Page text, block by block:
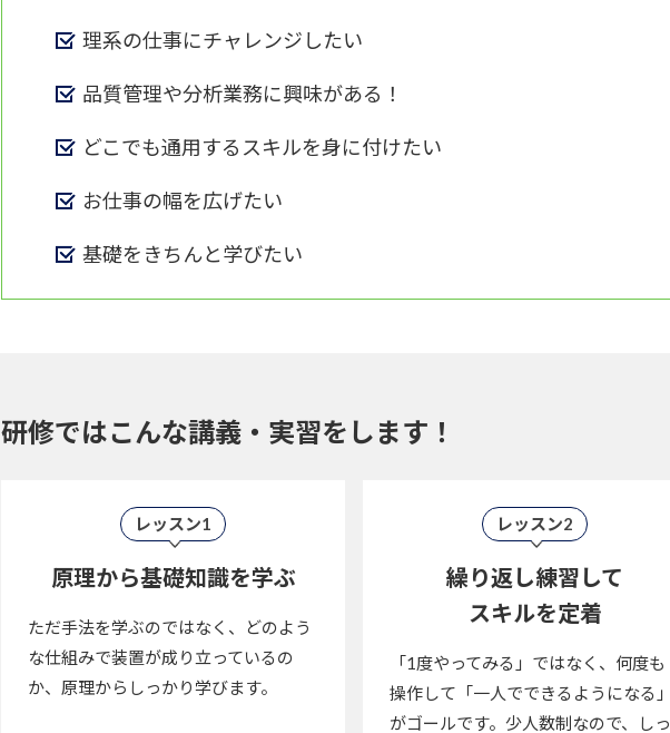
理系の仕事にチャレンジしたい
品質管理や分析業務に興味がある！
どこでも通用するスキルを身に付けたい
お仕事の幅を広げたい
基礎をきちんと学びたい
研修ではこんな講義・実習をします！
レッスン1
原理から基礎知識を学ぶ
ただ手法を学ぶのではなく、どのよう
な仕組みで装置が成り立っているの
か、原理からしっかり学びます。
レッスン2
繰り返し練習して
スキルを定着
「1度やってみる」ではなく、何度も
操作して「一人でできるようになる」
がゴールです。少人数制なので、しっ